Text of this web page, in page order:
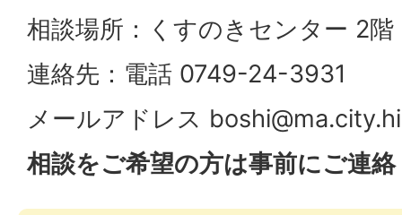
相談場所：くすのきセンター 2階
連絡先：電話 0749-24-3931
メールアドレス
相談をご希望の方は事前にご連